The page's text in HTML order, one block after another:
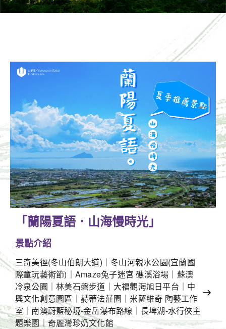
「蘭陽夏語．山海慢時光」
景點介紹
三奇美徑(冬山伯朗大道)｜冬山河親水公園(宜蘭國
際童玩藝術節)｜Amaze兔子迷宮 礁溪浴場｜蘇澳
冷泉公園｜林美石磐步道｜大福觀海旭日平台｜中
興文化創意園區｜赫蒂法莊園｜米薩維奇 陶藝工作
室｜南澳蔚藍秘境-金岳瀑布路線｜長埤湖-水行俠主
題樂園｜奇麗灣珍奶文化館